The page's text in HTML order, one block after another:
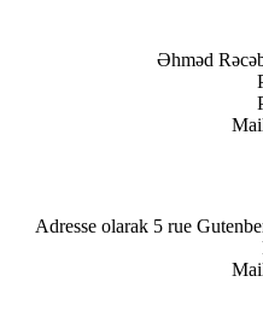
Əhməd
Adresse olarak 5 rue